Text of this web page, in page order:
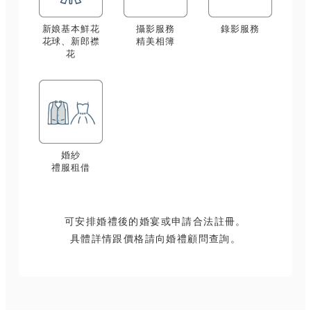
新娘基本鮮花
花球、新郎襟
花
攝影服務
精美相簿
錄影服務
婚紗
禮服租借
可安排婚禮後的婚宴或申請合法註冊。
具體詳情跟價格請向婚禮顧問查詢。